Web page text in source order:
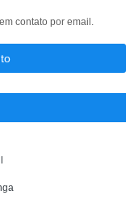
contato por email.